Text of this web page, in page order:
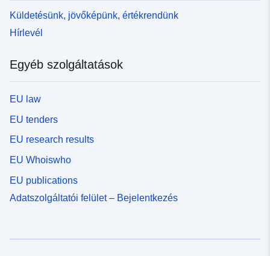
Küldetésünk, jövőképünk, értékrendünk
Hírlevél
Egyéb szolgáltatások
EU law
EU tenders
EU research results
EU Whoiswho
EU publications
Adatszolgáltatói felület – Bejelentkezés